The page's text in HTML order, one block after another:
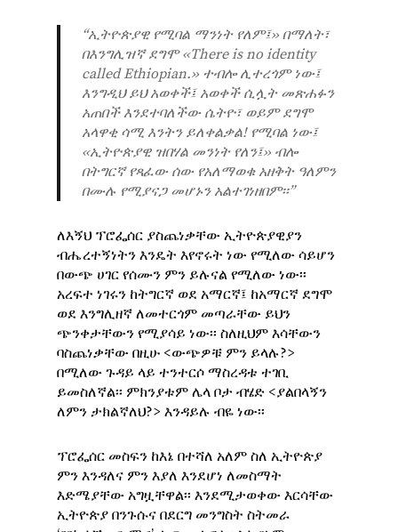
“ኢትዮጵያዊ የሚባል ማንነት የለም፤›› በማለት፣
በእንግሊዝኛ ደግሞ ‹‹There is no identity
called Ethiopian.›› ተብሎ ሊተረጎም ነው፤
እንግዲህ ይህ አወቀች፤ አወቀች ሲሏት መጽሐፉን
አጠበች እንደተባለችው ሴትዮ፣ ወይም ደግሞ
አላዋቂ ሳሚ እንትን ይለቀልቃል! የሚባል ነው፤
‹‹ኢትዮጵያዊ ዝበሃል መንነት የለን፤›› ብሎ
በትግርኛ የጻፈው ሰው የአለማወቁ አዘቅት ዓለምን
በሙሉ የሚያናጋ መሆኑን አልተገነዘበም፡፡”
ለእኝህ ፕሮፌሰር ያስጨነቃቸው ኢትዮጵያዊያን
ብሔረተኝነትን እንዴት እየኖሩት ነው የሚለው ሳይሆን
በውጭ ሀገር የሰሙን ምን ይሉናል የሚለው ነው፡፡
አረፍተ ነገሩን ከትግርኛ ወደ አማርኛ፤ ከአማርኛ ደግሞ
ወደ እንግሊዘኛ ለመተርጎም መጣራቸው ይህን
ጭንቀታቸውን የሚያሳይ ነው፡፡ ስለዚህም እሳቸውን
ባስጨነቃቸው በዚሁ <ውጭዎቹ ምን ይላሉ?>
በሚለው ጉዳይ ላይ ተንተርሶ ማስረዳቱ ተገቢ
ይመስለኛል፡፡ ምክንያቱም ሌላ ቦታ ብሄድ <ያልበላኝን
ለምን ታክልኛለህ?> እንዳይሉ ብዬ ነው፡፡
ፕሮፌሰር መስፍን ከእኔ በተሻለ አለም ስለ ኢትዮጵያ
ምን እንዳለና ምን እያለ እንደሆነ ለመስማት
እድሜያቸው አግዟቸዋል፡፡ እንደሚታወቀው እርሳቸው
ኢትዮጵያ በንጉሱና በደርግ መንግስት ስትመራ